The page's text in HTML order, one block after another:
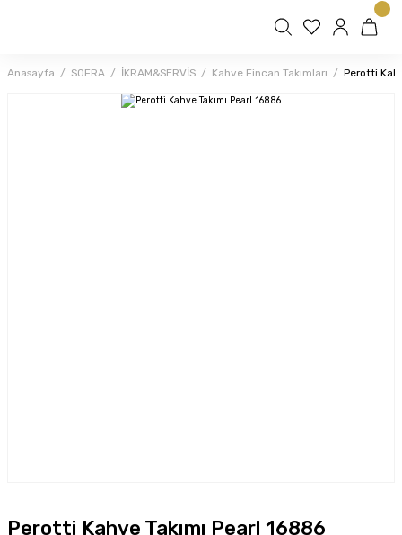
Anasayfa SOFRA İKRAM&SERVİS Kahve Fincan Takımları Perotti
Perotti Kahve Takımı Pearl 16886